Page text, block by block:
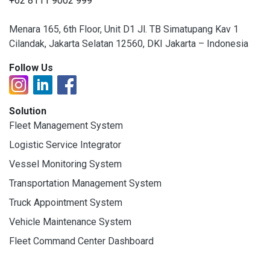
Menara 165, 6th Floor, Unit D1 Jl. TB Simatupang Kav 1
Cilandak, Jakarta Selatan 12560, DKI Jakarta – Indonesia
Follow Us
Solution
Fleet Management System
Logistic Service Integrator
Vessel Monitoring System
Transportation Management System
Truck Appointment System
Vehicle Maintenance System
Fleet Command Center Dashboard